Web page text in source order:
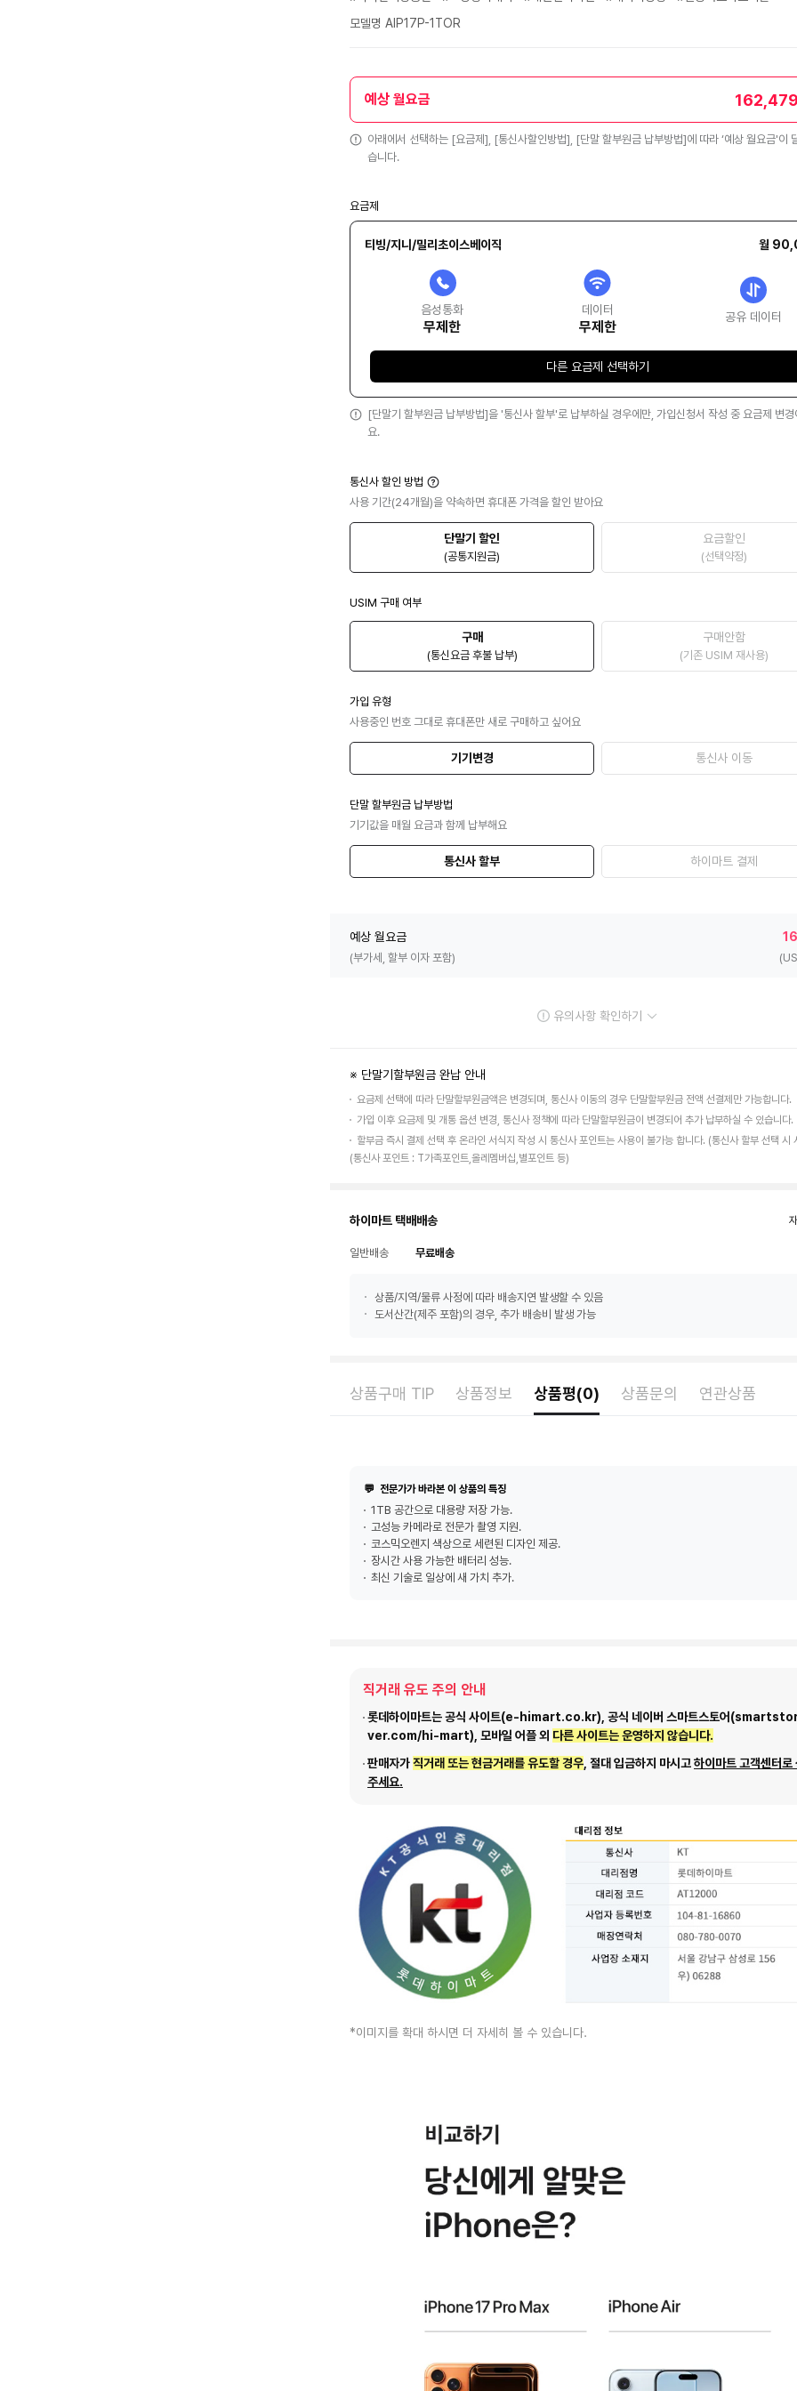
모델명 AIP17P-1TOR
예상 월요금
아래에서 선택하는 [요금제], [통신사할인방법], [단말 할부원금 납부방법]에 따라 ‘예상 월요금'이
습니다.
요금제
티빙/지니/밀리초이스베이직 월
음성통화
무제한
데이터
무제한
공유 데이터
다른 요금제 선택하기
[단말기 할부원금 납부방법]을 '통신사 할부'로 납부하실 경우에만, 가입신청서 작성 중 요금제 변경
요.
통신사 할인 방법
사용 기간(24개월)을 약속하면 휴대폰 가격을 할인 받아요
단말기 할인
(공통지원금)
요금할인
(선택약정)
USIM 구매 여부
구매
(통신요금 후불 납부)
구매안함
(기존 USIM 재사용)
가입 유형
사용중인 번호 그대로 휴대폰만 새로 구매하고 싶어요
기기변경 통신사 이동
단말 할부원금 납부방법
기기값을 매월 요금과 함께 납부해요
통신사 할부 하이마트 결제
예상 월요금
(부가세, 할부 이자 포함)
유의사항 확인하기
※ 단말기할부원금 완납 안내
요금제 선택에 따라 단말할부원금액은 변경되며, 통신사 이동의 경우 단말할부원금 전액 선결제만 가능합니다.
가입 이후 요금제 및 개통 옵션 변경, 통신사 정책에 따라 단말할부원금이 변경되어 추가 납부하실 수 있습니다.
할부금 즉시 결제 선택 후 온라인 서식지 작성 시 통신사 포인트는 사용이 불가능 합니다. (통신사 할부 선택 시
(통신사 포인트 : T가족포인트,올레멤버십,별포인트 등)
하이마트 택배배송
일반배송 무료배송
상품/지역/물류 사정에 따라 배송지연 발생할 수 있음
도서산간(제주 포함)의 경우, 추가 배송비 발생 가능
상품구매 TIP 상품정보 상품평(0) 상품문의 연관상품
💬 전문가가 바라본 이 상품의 특징
1TB 공간으로 대용량 저장 가능.
고성능 카메라로 전문가 촬영 지원.
코스믹오렌지 색상으로 세련된 디자인 제공.
장시간 사용 가능한 배터리 성능.
최신 기술로 일상에 새 가치 추가.
직거래 유도 주의 안내
롯데하이마트는 공식 사이트(e-himart.co.kr), 공식 네이버 스마트스토어
ver.com/hi-mart), 모바일 어플 외 다른 사이트는 운영하지 않습니다.
판매자가직거래 또는 현금거래를 유도할 경우, 절대 입금하지 마시고하이마트 고객센터로
주세요.
*이미지를 확대 하시면 더 자세히 볼 수 있습니다.